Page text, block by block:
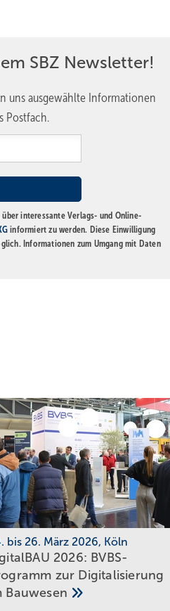
SBZ Newsletter!
uns ausgewählte Informationen
Postfach.
interessante Verlags- und Online-
informiert zu werden. Diese Einwilligung
Informationen zum Umgang mit Daten
bis 26. März 2026, Köln
2026: BVBS-
zur Digi­ta­li­sie­rung
Bau­wesen